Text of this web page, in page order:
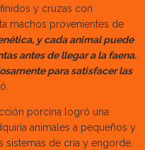
y cruzas con
machos provenientes de
y cada animal puede
antes de llegar a la faena.
para satisfacer las
porcina logró una
animales a pequeños y
sistemas de cría y engorde.